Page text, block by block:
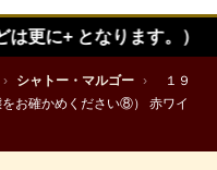
ります。）
› シャトー・マルゴー ›
１９
お確かめください⑧） 赤ワイ